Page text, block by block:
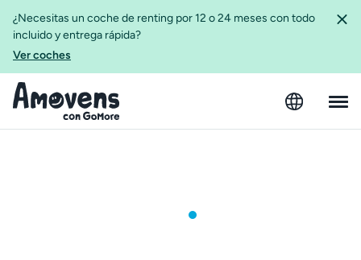
¿Necesitas un coche de renting por 12 o 24 meses con todo
incluido y entrega rápida?
Ver coches